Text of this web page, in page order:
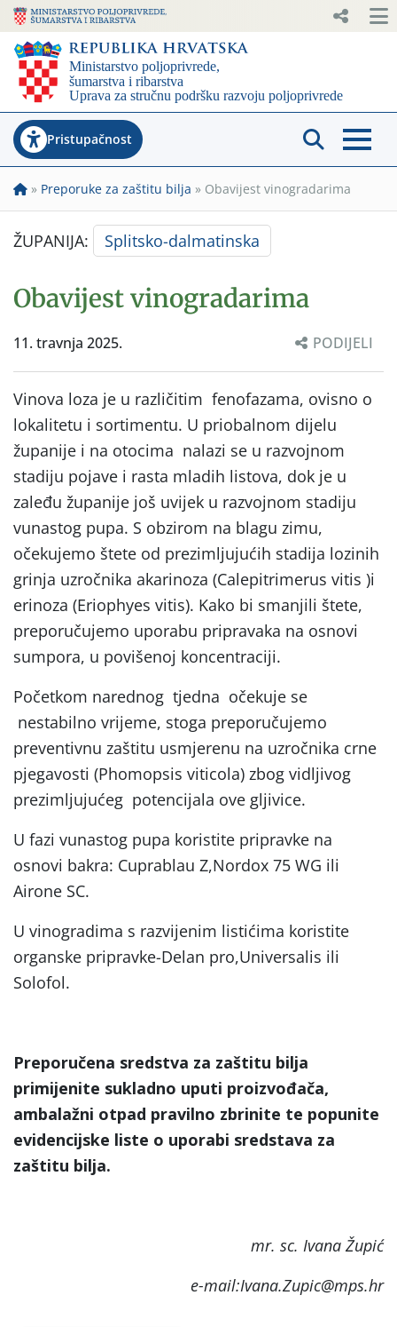
Pristupačnost
» Preporuke za zaštitu bilja » Obavijest vinogradarima
ŽUPANIJA: Splitsko-dalmatinska
Obavijest vinogradarima
11. travnja 2025. PODIJELI
Vinova loza je u različitim fenofazama, ovisno o
lokalitetu i sortimentu. U priobalnom dijelu
županije i na otocima nalazi se u razvojnom
stadiju pojave i rasta mladih listova, dok je u
zaleđu županije još uvijek u razvojnom stadiju
vunastog pupa. S obzirom na blagu zimu,
očekujemo štete od prezimljujućih stadija lozinih
grinja uzročnika akarinoza (Calepitrimerus vitis )i
erinoza (Eriophyes vitis). Kako bi smanjili štete,
preporučujemo uporabu pripravaka na osnovi
sumpora, u povišenoj koncentraciji.
Početkom narednog tjedna očekuje se
nestabilno vrijeme, stoga preporučujemo
preventivnu zaštitu usmjerenu na uzročnika crne
pjegavosti (Phomopsis viticola) zbog vidljivog
prezimljujućeg potencijala ove gljivice.
U fazi vunastog pupa koristite pripravke na
osnovi bakra: Cuprablau Z,Nordox 75 WG ili
Airone SC.
U vinogradima s razvijenim listićima koristite
organske pripravke-Delan pro,Universalis ili
Solofol.
Preporučena sredstva za zaštitu bilja
primijenite sukladno uputi proizvođača,
ambalažni otpad pravilno zbrinite te popunite
evidencijske liste o uporabi sredstava za
zaštitu bilja.
mr. sc. Ivana Župić
e-mail:Ivana.Zupic@mps.hr